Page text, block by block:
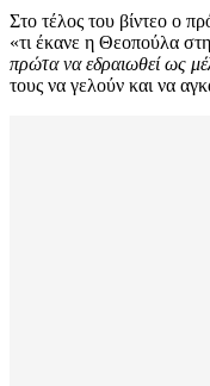
Στο τέλος του βίντεο ο
«τι έκανε η Θεοπούλα
πρώτα να εδραιωθεί ως
τους να γελούν και να